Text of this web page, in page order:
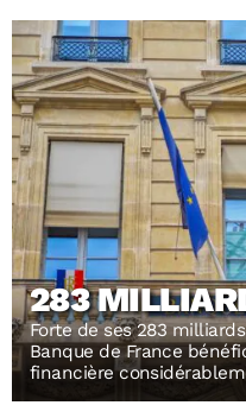
283
Forte de ses 283
Banque de France
financière